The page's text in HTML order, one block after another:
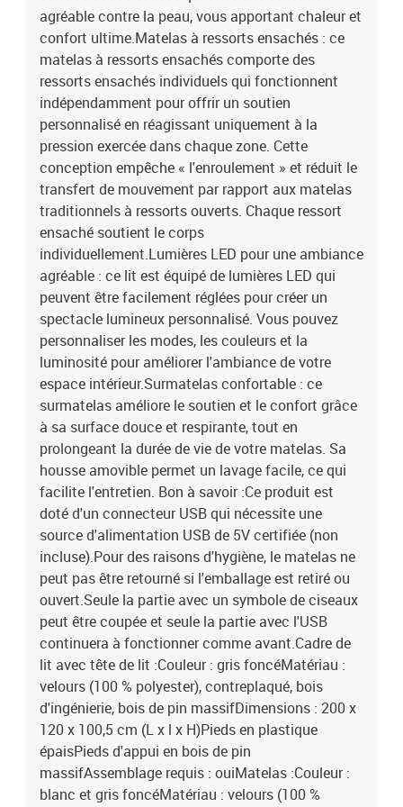
polyester)Matériau de remplissage : mousseDimensions : 120 x
200 x 5 cm (l x L x H)Housse amovible et lavableBande LED
:Longueur : 55 cmTension : c.c. 5 VLongueur du câble USB : 150
cmLongueur du câble d'alimentation : 30 cmIndice IP : IP65Avec
symbole de coupe à ciseauxLa livraison contient :1 x cadre de lit1
x tête de lit1 x matelas1 x surmatelas1 x Bande LED
agréable contre la peau, vous apportant chaleur et
confort ultime.Matelas à ressorts ensachés : ce
matelas à ressorts ensachés comporte des
ressorts ensachés individuels qui fonctionnent
indépendamment pour offrir un soutien
personnalisé en réagissant uniquement à la
pression exercée dans chaque zone. Cette
conception empêche « l'enroulement » et réduit le
transfert de mouvement par rapport aux matelas
traditionnels à ressorts ouverts. Chaque ressort
ensaché soutient le corps
individuellement.Lumières LED pour une ambiance
agréable : ce lit est équipé de lumières LED qui
peuvent être facilement réglées pour créer un
spectacle lumineux personnalisé. Vous pouvez
personnaliser les modes, les couleurs et la
luminosité pour améliorer l'ambiance de votre
espace intérieur.Surmatelas confortable : ce
surmatelas améliore le soutien et le confort grâce
à sa surface douce et respirante, tout en
prolongeant la durée de vie de votre matelas. Sa
housse amovible permet un lavage facile, ce qui
facilite l'entretien. Bon à savoir :Ce produit est
doté d'un connecteur USB qui nécessite une
source d'alimentation USB de 5V certifiée (non
incluse).Pour des raisons d'hygiène, le matelas ne
peut pas être retourné si l'emballage est retiré ou
ouvert.Seule la partie avec un symbole de ciseaux
peut être coupée et seule la partie avec l'USB
continuera à fonctionner comme avant.Cadre de
lit avec tête de lit :Couleur : gris foncéMatériau :
velours (100 % polyester), contreplaqué, bois
d'ingénierie, bois de pin massifDimensions : 200 x
120 x 100,5 cm (L x l x H)Pieds en plastique
épaisPieds d'appui en bois de pin
massifAssemblage requis : ouiMatelas :Couleur :
blanc et gris foncéMatériau : velours (100 %